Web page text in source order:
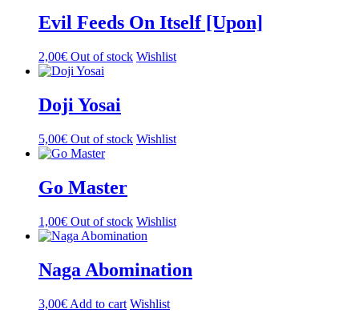
Evil Feeds On Itself [Upon]
2,00€ Out of stock Wishlist
Doji Yosai
5,00€ Out of stock Wishlist
Go Master
1,00€ Out of stock Wishlist
Naga Abomination
3,00€ Add to cart Wishlist